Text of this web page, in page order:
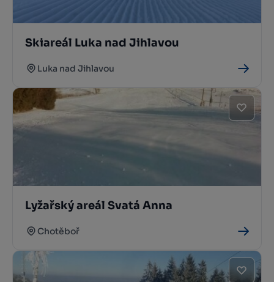
Skiareál Luka nad Jihlavou
Luka nad Jihlavou
Lyžařský areál Svatá Anna
Chotěboř